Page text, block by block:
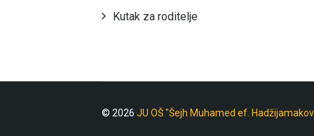
Kutak za roditelje
© 2026 JU OŠ "Šejh Muhamed ef.